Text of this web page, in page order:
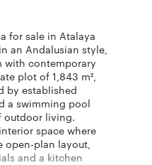
for sale in Atalaya
an Andalusian style,
with contemporary
plot of 1,843 m²,
by established
a swimming pool
outdoor living.
space where
open-plan layout,
and a kitchen